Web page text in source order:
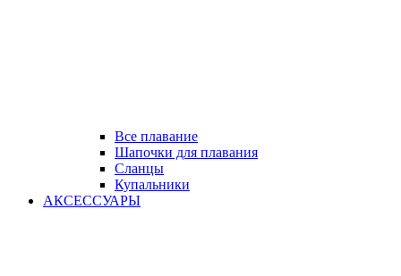
Все плавание
Шапочки для плавания
Сланцы
Купальники
АКСЕССУАРЫ